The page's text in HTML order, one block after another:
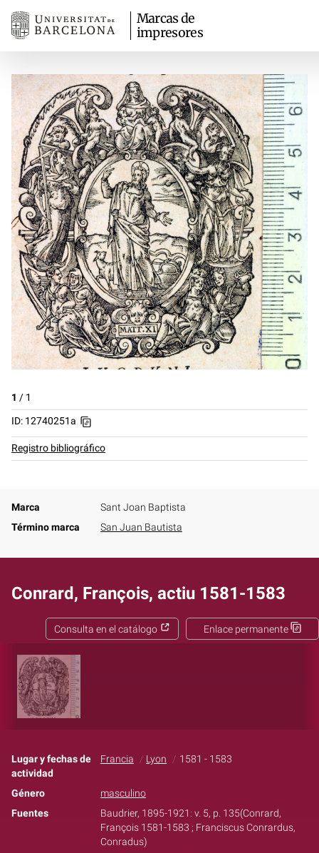
Marcas de
impresores
1 / 1
ID: 12740251a
Registro bibliográfico
Marca
Sant Joan Baptista
Término marca
San Juan Bautista
Conrard, François, actiu 1581-1583
Enlace permanente
Consulta en el catálogo
Lugar y fechas de
actividad
Francia Lyon 1581 - 1583
Género
masculino
Fuentes
Baudrier, 1895-1921: v. 5, p. 135(Conrard,
François 1581-1583 ; Franciscus Conrardus,
Conradus)